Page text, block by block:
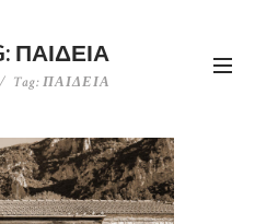
ΠΑΙΔΕΙΑ
Tag: ΠΑΙΔΕΙΑ